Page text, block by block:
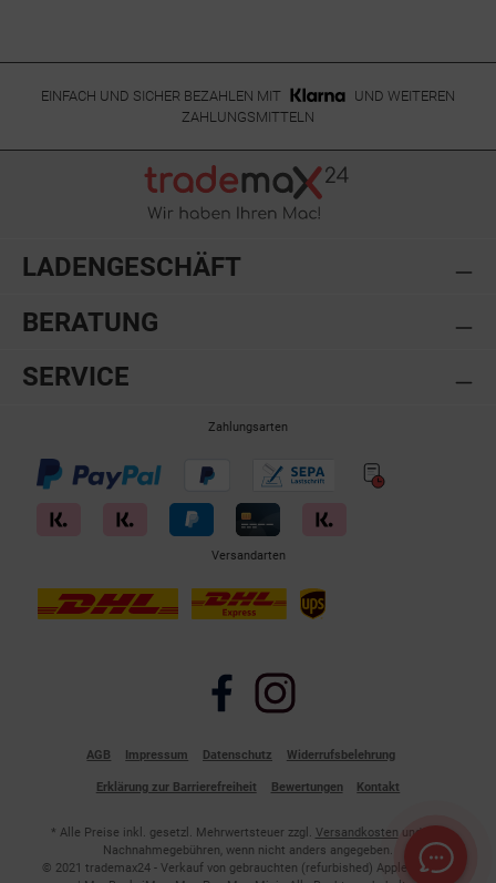
EINFACH UND SICHER BEZAHLEN MIT
UND WEITEREN
ZAHLUNGSMITTELN
BERATUNG
LADENGESCHÄFT
SERVICE
Zahlungsarten
Versandarten
Facebook Instagram
AGB Impressum Datenschutz Widerrufsbelehrung
Erklärung zur Barrierefreiheit Bewertungen Kontakt
* Alle Preise inkl. gesetzl. Mehrwertsteuer zzgl. Versandkosten und ggf.
Nachnahmegebühren, wenn nicht anders angegeben.
© 2021 trademax24 - Verkauf von gebrauchten (refurbished) Apple Geräten